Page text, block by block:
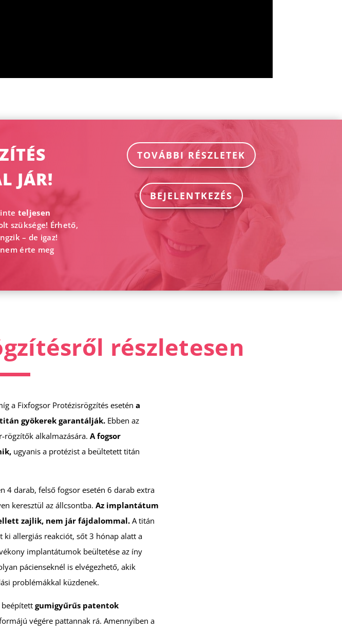
JÁR!
teljesen
szüksége! Érhető,
– de igaz!
érte meg
TOVÁBBI RÉSZLETEK
BEJELENTKEZÉS
részletesen
a Fixfogsor Protézisrögzítés eseténa
gyökerek garantálják. Ebben az
rögzítők alkalmazására.A fogsor
ugyanis a protézist a beültetett titán
4 darab, felső fogsor esetén 6 darab extra
keresztül az állcsontba.Az implantátum
zajlik, nem jár fájdalommal.A titán
allergiás reakciót, sőt 3 hónap alatt a
implantátumok beültetése az íny
pácienseknél is elvégezhető, akik
problémákkal küzdenek.
beépítettgumigyűrűs patentok
végére pattannak rá. Amennyiben a